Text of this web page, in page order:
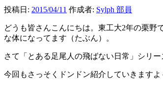
投稿日: 2015/04/11 作成者: Sylph 部員
どうも皆さんこんにちは。東工大2年の栗
な体になってます（たぶん）。
さて「とある足尾人の飛ばない日常」シリ
今回もさっそくドンドン紹介していきます